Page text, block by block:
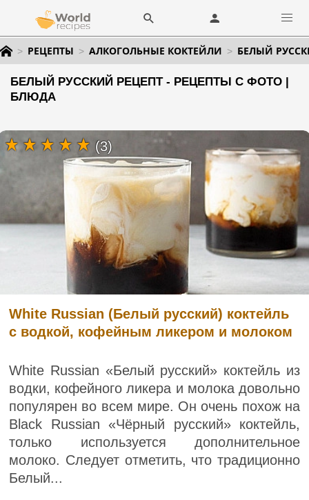
РЕЦЕПТЫ АЛКОГОЛЬНЫЕ КОКТЕЙЛИ БЕЛЫЙ
БЕЛЫЙ РУССКИЙ РЕЦЕПТ - РЕЦЕПТЫ С ФОТО |
БЛЮДА
White Russian (Белый русский) коктейль
с водкой, кофейным ликером и молоком
White Russian «Белый русский» коктейль из
водки, кофейного ликера и молока довольно
популярен во всем мире. Он очень похож на
Black Russian «Чёрный русский» коктейль,
только используется дополнительное
молоко. Следует отметить, что традиционно
Белый...
(3)